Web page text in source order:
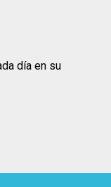
día en su